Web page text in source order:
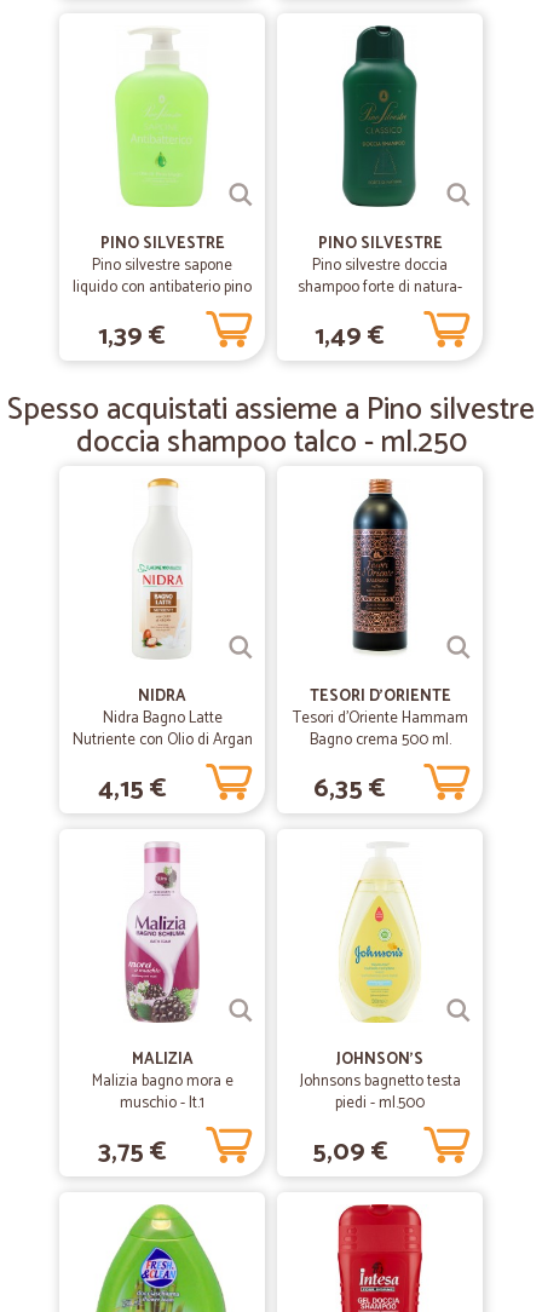
Spedizioni rapide e precise.
Spedizioni rapide e precise.
Luisana B.
Direi ottimo servizio e veloci nella…
26/03/2019
Vittoria A.
prodotto buono
PINO SILVESTRE
Pino silvestre sapone
liquido con antibaterio pino
e mugo ml.300
1,39 €
PINO SILVESTRE
Pino silvestre doccia
shampoo forte di natura-
1,49 €
Spesso acquistati assieme a Pino silvestre
doccia shampoo talco - ml.250
NIDRA
Nidra Bagno Latte
Nutriente con Olio di Argan
4,15 €
TESORI D'ORIENTE
Tesori d'Oriente Hammam
Bagno crema 500 ml.
6,35 €
MALIZIA
Malizia bagno mora e
muschio - lt.1
3,75 €
JOHNSON'S
Johnsons bagnetto testa
piedi - ml.500
5,09 €